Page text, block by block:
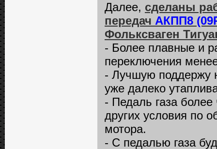
Далее, сделаны
передач АКПП8
Фольксваген
- Более плавные и
переключения
- Лучшую поддержу
уже далеко
- Педаль газа более
других условия по
мотора.
- С педалью газа